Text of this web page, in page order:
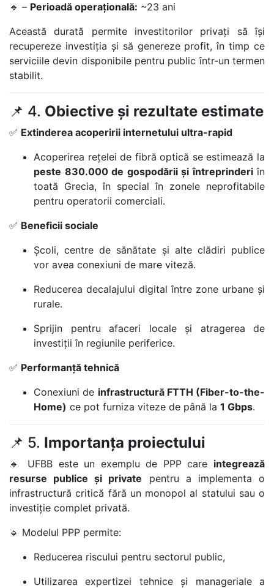
🔹 – Perioadă operațională: ~23 ani
Această durată permite investitorilor privați să își
recupereze investiția și să genereze profit, în timp ce
serviciile devin disponibile pentru public într-un termen
stabilit.
📌 4. Obiective și rezultate estimate
✅ Extinderea acoperirii internetului ultra-rapid
Acoperirea rețelei de fibră optică se estimează la
peste 830.000 de gospodării și întreprinderiîn
toată Grecia, în special în zonele neprofitabile
pentru operatorii comerciali.
✅ Beneficii sociale
Școli, centre de sănătate și alte clădiri publice
vor avea conexiuni de mare viteză.
Reducerea decalajului digital între zone urbane și
rurale.
Sprijin pentru afaceri locale și atragerea de
investiții în regiunile periferice.
✅ Performanță tehnică
Conexiuni de infrastructură FTTH (Fiber-to-the-
Home) ce pot furniza viteze de până la 1 Gbps.
📌 5. Importanța proiectului
🔹 UFBB este un exemplu de PPP care integrează
resurse publice și private pentru a implementa o
infrastructură critică fără un monopol al statului sau o
investiție complet privată.
🔹 Modelul PPP permite:
Reducerea riscului pentru sectorul public,
Utilizarea expertizei tehnice și manageriale a